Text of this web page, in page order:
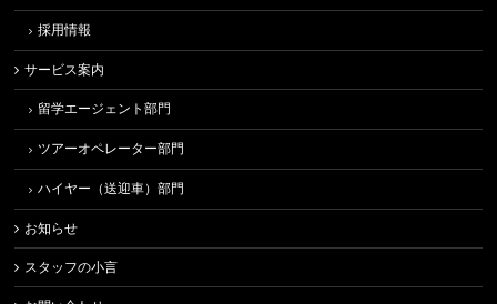
採用情報
サービス案内
留学エージェント部門
ツアーオペレーター部門
ハイヤー（送迎車）部門
お知らせ
スタッフの小言